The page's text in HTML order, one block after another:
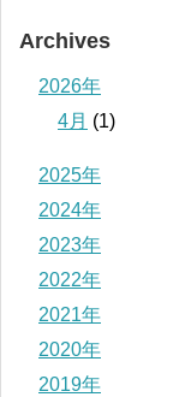
Archives
2026年
4月 (1)
2025年
2024年
2023年
2022年
2021年
2020年
2019年